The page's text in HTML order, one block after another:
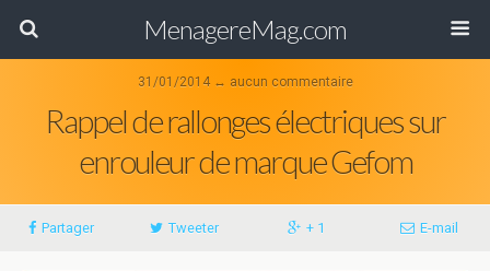
MenagereMag.com
31/01/2014 ↔ aucun commentaire
Rappel de rallonges électriques sur
enrouleur de marque Gefom
Partager Tweeter + 1 E-mail